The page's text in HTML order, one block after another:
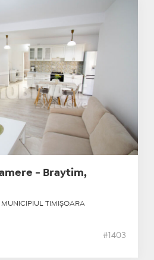
- Braytim,
TIMIŞOARA
#1403